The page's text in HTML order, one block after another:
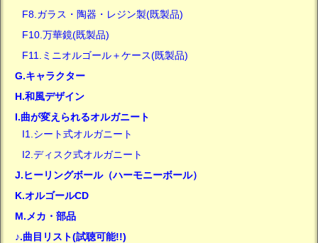
F8.ガラス・陶器・レジン製(既製品)
F10.万華鏡(既製品)
F11.ミニオルゴール＋ケース(既製品)
G.キャラクター
H.和風デザイン
I.曲が変えられるオルガニート
I1.シート式オルガニート
I2.ディスク式オルガニート
J.ヒーリングボール（ハーモニーボール）
K.オルゴールCD
M.メカ・部品
♪.曲目リスト(試聴可能!!)